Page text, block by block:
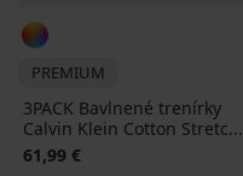
PREMIUM
3PACK Bavlnené trenírky
Calvin Klein Cotton Stretc...
61,99 €